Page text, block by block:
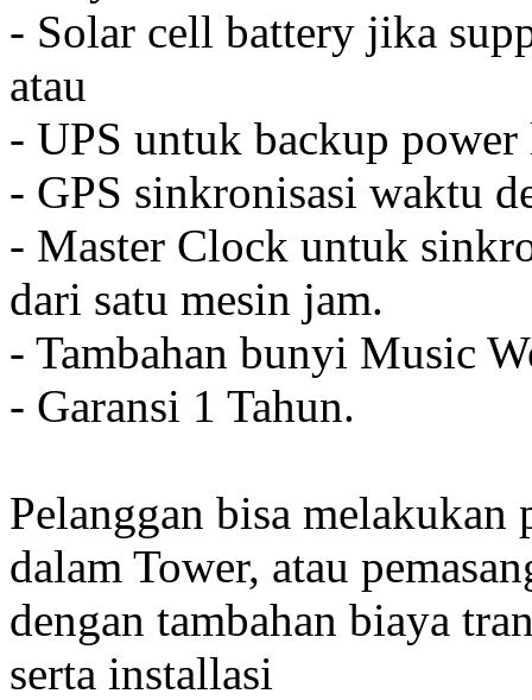
- Solar cell battery jika
atau
- UPS untuk backup
- GPS sinkronisasi waktu
- Master Clock untuk
dari satu mesin jam.
- Tambahan bunyi Music
- Garansi 1 Tahun.
Pelanggan bisa melakukan
dalam Tower, atau
dengan tambahan biaya
serta installasi